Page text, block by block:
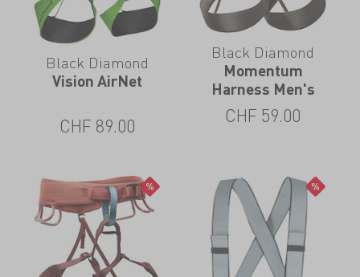
Black Diamond
Vision AirNet
CHF 89.00
Black Diamond
Momentum
Harness Men's
CHF 59.00